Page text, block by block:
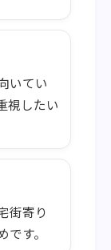
いてい
視したい
街寄り
す。